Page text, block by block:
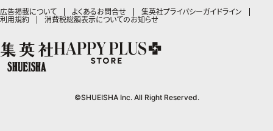
集英社ジャンプリミックス
ヤングジャンプ定期購読デジタル
ヤンジャン！
となりのヤングジャンプ
グランドジャンプ
別冊マーガレット
リマコミ
マンガMeets
マンガMee公式サイト
リマコミ
マンガMeets
Cookie
HAPPY PLUS ONE
MEN'S NON-NO
UOMO
kotoba
情報・知識＆オピニオン imidas
集英社Webマガジン コバルト
LEEマルシェ
eclat premium
mirabella
広告掲載について よくあるお問合せ
集英社プライバシーガイドライン
利用規約
消費税総額表示についてのお知らせ
©SHUEISHA Inc. All Right Reserved.